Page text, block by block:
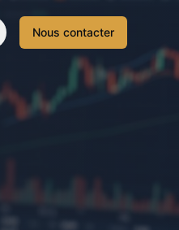
Nous contacter